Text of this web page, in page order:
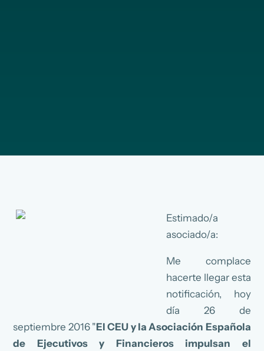
Estimado/a
asociado/a:
Me complace
hacerte llegar esta
notificación, hoy
día 26 de
septiembre 2016 "El CEU y la Asociación Española
de Ejecutivos y Financieros impulsan el